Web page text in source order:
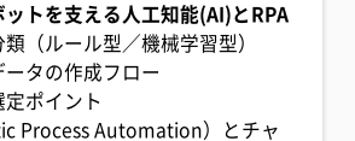
ットを支える人工知能(AI)とRPA
類（ルール型／機械学習型）
ータの作成フロー
定ポイント
Process Automation）とチャ